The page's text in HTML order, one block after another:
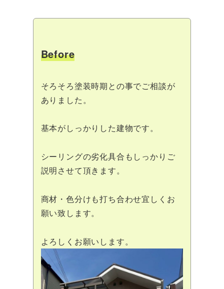
Before
そろそろ塗装時期との事でご相談が
ありました。
基本がしっかりした建物です。
シーリングの劣化具合もしっかりご
説明させて頂きます。
商材・色分けも打ち合わせ宜しくお
願い致します。
よろしくお願いします。